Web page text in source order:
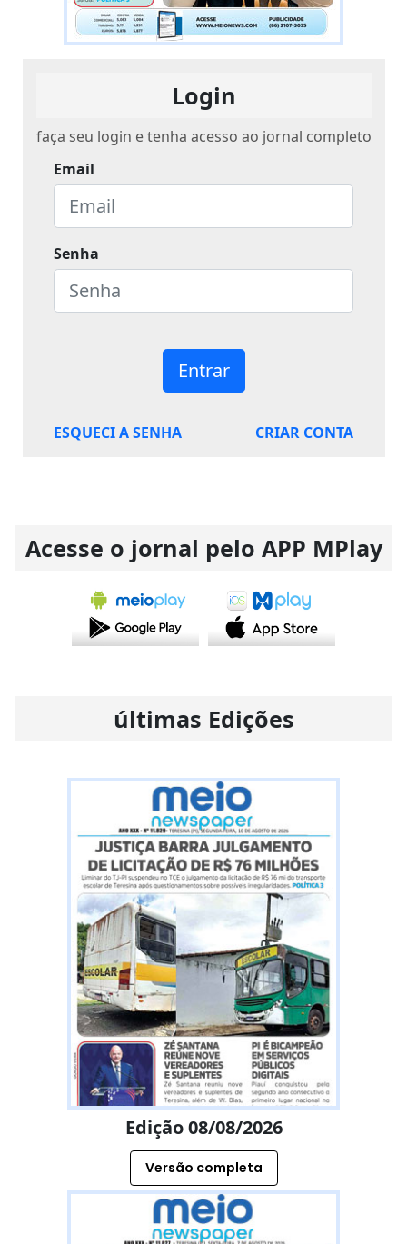
Login
faça seu login e tenha acesso ao jornal completo
Email
Senha
Entrar
ESQUECI A SENHA CRIAR CONTA
Acesse o jornal pelo APP MPlay
últimas Edições
Edição 08/08/2026
Versão completa